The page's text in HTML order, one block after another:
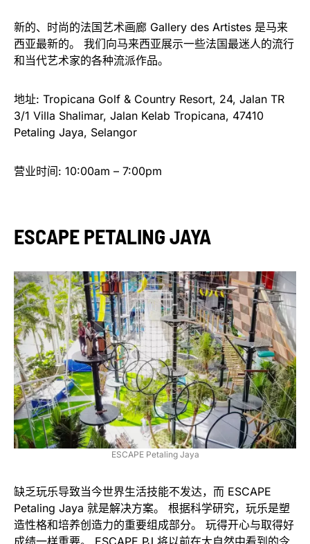
新的、时尚的法国艺术画廊 Gallery des Artistes 是马来
西亚最新的。 我们向马来西亚展示一些法国最迷人的流行
和当代艺术家的各种流派作品。
地址: Tropicana Golf & Country Resort, 24, Jalan TR
3/1 Villa Shalimar, Jalan Kelab Tropicana, 47410
Petaling Jaya, Selangor
营业时间: 10:00am – 7:00pm
ESCAPE PETALING JAYA
ESCAPE Petaling Jaya
缺乏玩乐导致当今世界生活技能不发达，而 ESCAPE
Petaling Jaya 就是解决方案。 根据科学研究，玩乐是塑
造性格和培养创造力的重要组成部分。 玩得开心与取得好
成绩一样重要。 ESCAPE PJ 将以前在大自然中看到的令